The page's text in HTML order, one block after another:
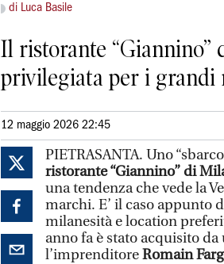
di Luca Basile
Il ristorante “Giannino”
privilegiata per i grandi
12 maggio 2026 22:45
PIETRASANTA. Uno
ristorante “Giannino” di
una tendenza che vede la
marchi. E’ il caso appunto
milanesità e location
anno fa è stato acquisito
l’imprenditoreRomain